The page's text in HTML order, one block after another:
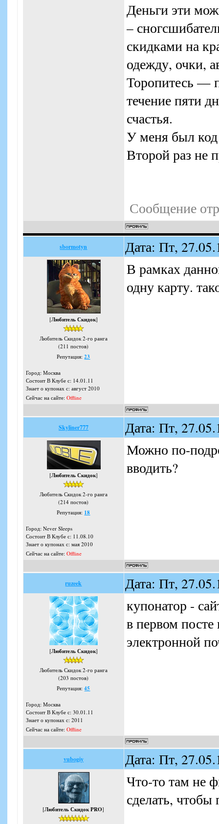
Деньги эти
–
скидками на
одежду, очки,
Торопитесь —
течение пяти
счастья.
У меня был
Второй раз не
Сообщение
sbormotyn Дата: Пт,
[Любитель Скидок]
Любитель Скидок 2-го ранга
(211 постов)
Репутация:23
Город: Москва
Состоит В Клубе с: 14.01.11
Знает о купонах с: август 2010
Сейчас на сайте: Offline
В рамках
одну карту.
Skyliner777 Дата: Пт,
[Любитель Скидок]
Любитель Скидок 2-го ранга
(214 постов)
Репутация: 18
Город: Never Sleeps
Состоит В Клубе с: 11.08.10
Знает о купонах с: мая 2010
Сейчас на сайте: Offline
Можно по-
вводить?
ruzeek Дата: Пт,
[Любитель Скидок]
Любитель Скидок 2-го ранга
(203 постов)
Репутация:45
Город: Москва
Состоит В Клубе с: 30.01.11
Знает о купонах с: 2011
Сейчас на сайте: Offline
купонатор -
в первом
электронной
vubogiy Дата: Пт,
[Любитель Скидок PRO]
Что-то там не
сделать,